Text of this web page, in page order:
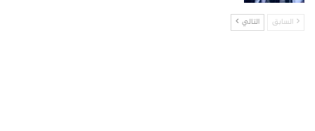
السابق التالي